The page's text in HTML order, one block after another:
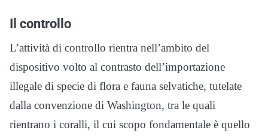
Il controllo
L’attività di controllo rientra nell’ambito del
dispositivo volto al contrasto dell’importazione
illegale di specie di flora e fauna selvatiche, tutelate
dalla convenzione di Washington, tra le quali
rientrano i coralli, il cui scopo fondamentale è quello